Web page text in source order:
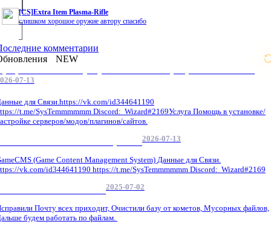
[CS]Extra Item Plasma-Rifle
слишком хорошое оружие автору спасибо
комментарии
NEW
07-13
для Связи.https://vk.com/id344641190
t.me/SysTemmmmmm Discord: Wizard#2169Услуга Помощь в установке/
серверов/модов/плагинов/сайтов.
2026-07-13
(Game Content Management System) Данные для Связи.
vk.com/id344641190 https://t.me/SysTemmmmmm Discord: Wizard#2169
2025-07-02
Почту всех приходит, Очистили базу от кометов, Мусорных файлов,
будем работать по файлам.